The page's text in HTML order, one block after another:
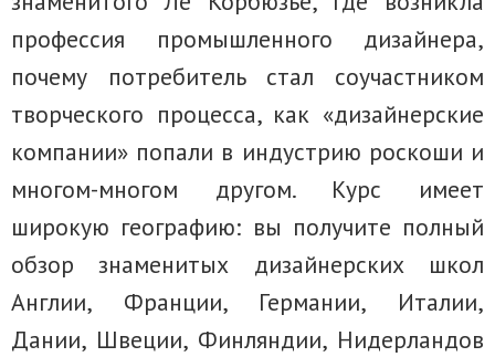
профессия промышленного дизайнера,
почему потребитель стал соучастником
творческого процесса, как «дизайнерские
компании» попали в индустрию роскоши и
многом-многом другом. Курс имеет
широкую географию: вы получите полный
обзор знаменитых дизайнерских школ
Англии, Франции, Германии, Италии,
Дании, Швеции, Финляндии, Нидерландов